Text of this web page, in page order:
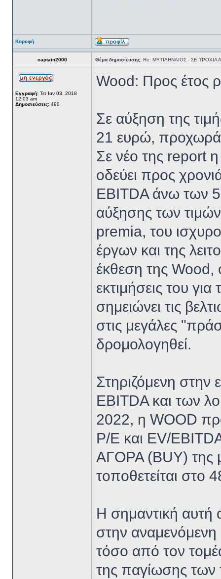
Κορυφή
captain2000 Θέμα δημοσίευσης: Re: ΜΥΤΙΛΗΝΑΙΟΣ - ΣΕ ΤΡΟΧΙΑ
Εγγραφή: Τετ Ιαν 03, 2018
12:03 am
Δημοσιεύσεις: 490
Wood: Προς έτος
Σε αύξηση της
21 ευρώ, προχωρά
Σε νέο της report
οδεύει προς
EBITDA άνω των
αύξησης των
premia, του
έργων και της
έκθεση της Wood,
εκτιμήσεις του
σημειώνει τις
στις μεγάλες
δρομολογηθεί.
Στηριζόμενη στην
EBITDA και των
2022, η WOOD
P/E και EV/
ΑΓΟΡΑ (BUY) της
τοποθετείται στο
Η σημαντική αυτή
στην
τόσο από τον
της παγίωσης των